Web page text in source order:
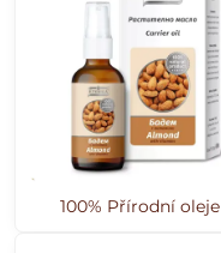
100% Přírodní oleje